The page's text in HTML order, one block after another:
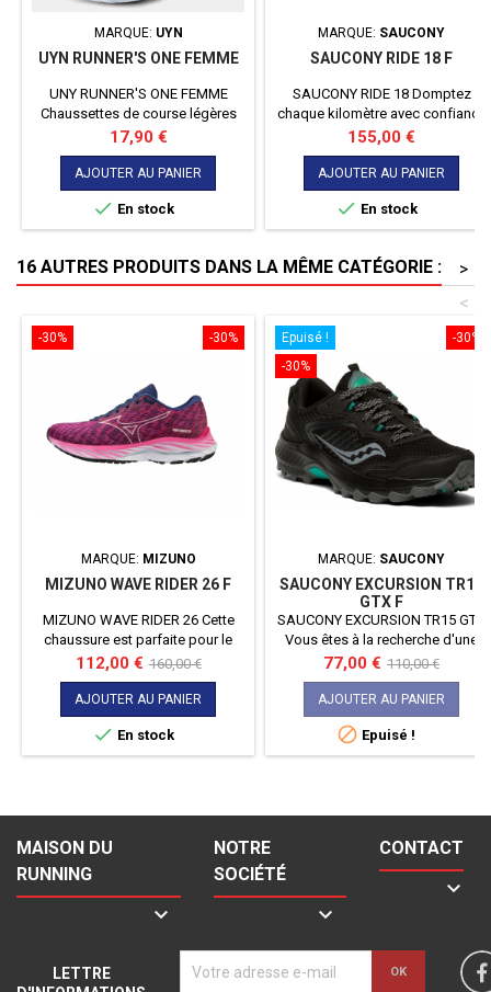
MARQUE: UYN
UYN RUNNER'S ONE FEMME
UNY RUNNER'S ONE FEMME
Chaussettes de course légères
dotées de la technologie
ZEROCUFF pour des
performances maximales en
course à pied
Prix
17,90 €
AJOUTER AU PANIER
 En stock
MARQUE: SAUCONY
SAUCONY RIDE 18 F
SAUCONY RIDE 18 Domptez
chaque kilomètre avec confiance
et confort grâce à la nouvelle
Saucony Ride 18, la chaussure de
course polyvalente qui allie
performance, amorti de pointe et
un ajustement large pour une
expérience inégalée sur la route
Prix
155,00 €
AJOUTER AU PANIER
 En stock
16 AUTRES PRODUITS DANS LA MÊME CATÉGORIE :
>
<
-30%
-30%
MARQUE: MIZUNO
MIZUNO WAVE RIDER 26 F
MIZUNO WAVE RIDER 26 Cette
chaussure est parfaite pour le
jogging de tous sur route, des
coureurs débutants aux coureurs
assidus s'entraînant pour des
marathons. La semelle
intermédiaire MIZUNO ENERZY
est 2 mm plus épaisse que le
d'énergie, donne une sensation
plus douce et procure une
propulsion...
Prix
112,00 € Prix
de
base
160,00 €
AJOUTER AU PANIER
 En stock
-30%
Epuisé !
-30%
MARQUE: SAUCONY
SAUCONY EXCURSION TR15
GTX F
SAUCONY EXCURSION TR15 GTX
Vous êtes à la recherche d'une
chaussure qui sache vous
accompagner dans vos sorties
trail ou randonnées ? Alors voici
la SAUCONY EXCURSION TR15 en
GORE TEX ! Par temps sec ou
humide, elle saura vous montrer
Prix
77,00 € Prix
de
base
110,00 €
AJOUTER AU PANIER
 Epuisé !
MAISON DU
RUNNING

NOTRE
SOCIÉTÉ

CONTACT

LETTRE